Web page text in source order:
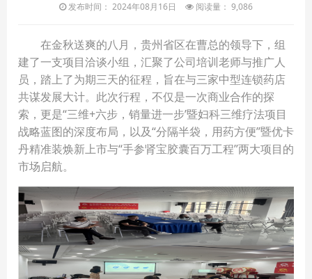
发布时间： 2024年08月16日 阅读量： 9,086
在金秋送爽的八月，贵州省区在曹总的领导下，组
建了一支项目洽谈小组，汇聚了公司培训老师与推广人
员，踏上了为期三天的征程，旨在与三家中型连锁药店
共谋发展大计。此次行程，不仅是一次商业合作的探
索，更是“三维+六步，销量进一步’暨妇科三维疗法项目
战略蓝图的深度布局，以及“分隔半袋，用药方便”暨优卡
丹精准装焕新上市与“手参肾宝胶囊百万工程”两大项目的
市场启航。